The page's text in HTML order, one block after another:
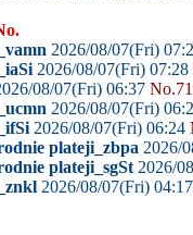
2026/08/07(Fri)
2026/08/07(Fri) 07:28
08/07(Fri) 06:37
2026/08/07(Fri)
2026/08/07(Fri) 06:24
plateji_zbpa 2026/
plateji_sgSt 2026/
2026/08/07(Fri) 04:17